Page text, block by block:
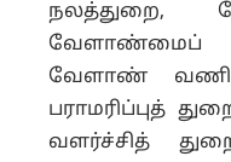
நலத்துறை,
வேளாண்மைப்
வேளாண்
பராமரிப்புத்
வளர்ச்சித்